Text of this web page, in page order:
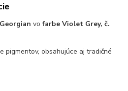
vofarbe Violet Grey, č.
pigmentov, obsahujúce aj tradičné